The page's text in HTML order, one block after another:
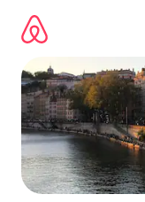
përmbajtja